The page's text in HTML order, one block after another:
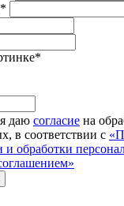
даю согласие на
в соответствии с
и обработки